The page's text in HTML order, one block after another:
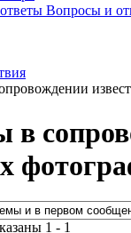
Вопросы и
в
1 - 1